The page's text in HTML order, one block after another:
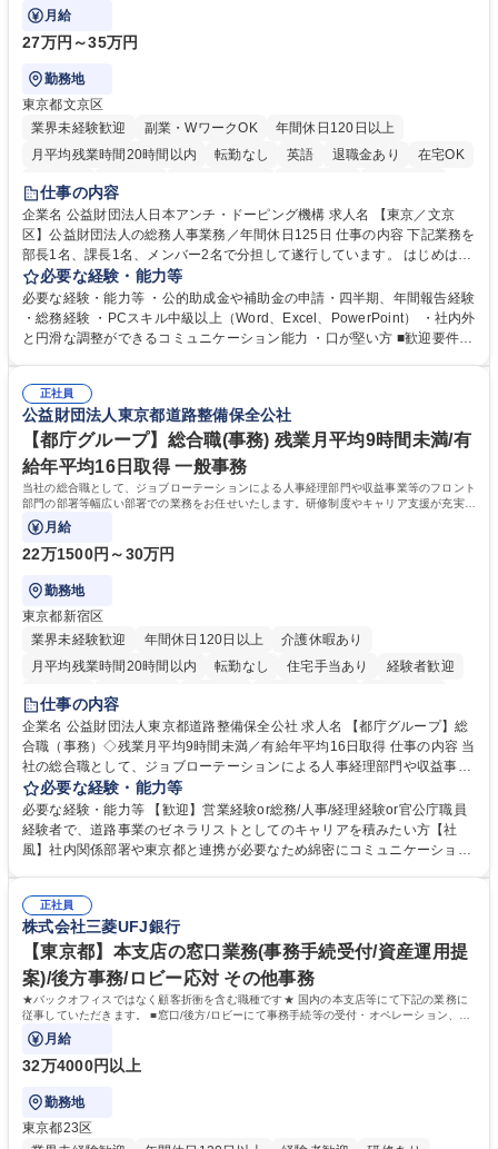
躍いただくことを期待しています。
月給
27万円～35万円
勤務地
東京都文京区
業界未経験歓迎
副業・WワークOK
年間休日120日以上
月平均残業時間20時間以内
転勤なし 英語 退職金あり
在宅OK
賞与あり
育休あり
食事補助あり
仕事の内容
企業名 公益財団法人日本アンチ・ドーピング機構 求人名 【東京／文京
区】公益財団法人の総務人事業務／年間休日125日 仕事の内容 下記業務を
部長1名、課長1名、メンバー2名で分担して遂行しています。 はじめは担
当者として業務を覚えていただき、ゆくゆくはリーダーやマネージャーポ
ジションとして活躍いただくことを期待しています。 【総務・人事グルー
プの業務内容】 ・人事制度関連 ・採用活動 ・教育研修の企画、実行 ・勤
怠管理 ・官公庁への各種提出 ・法定の会議運営（評議員会、理事会） ・
管理 ・福利厚生関連 ・職員からの問合せ、相談対応 ・その他日常の総務
業務全般 募集職種 【東京／文京区】公益財団法人の総務人事業務／年間
休日125日
必要な経験・能力等
必要な経験・能力等 ・公的助成金や補助金の申請・四半期、年間報告経験
・総務経験 ・PCスキル中級以上（Word、Excel、PowerPoint） ・社内外
と円滑な調整ができるコミュニケーション能力 ・口が堅い方 ■歓迎要件
正社員
公益財団法人東京都道路整備保全公社
【都庁グループ】総合職(事務) 残業月平均9時間未満/有
給年平均16日取得 一般事務
当社の総合職として、ジョブローテーションによる人事経理部門や収益事業等のフロント
部門の部署等幅広い部署での業務をお任せいたします。研修制度やキャリア支援が充実し
ております！ ※下記業務詳細
月給
22万1500円～30万円
勤務地
東京都新宿区
業界未経験歓迎
年間休日120日以上
介護休暇あり
月平均残業時間20時間以内
転勤なし 住宅手当あり
経験者歓迎
研修あり
退職金あり
駅近5分以内
資格取得手当あり 食事補助あり
仕事の内容
企業名 公益財団法人東京都道路整備保全公社 求人名 【都庁グループ】総
合職（事務）◇残業月平均9時間未満／有給年平均16日取得 仕事の内容 当
社の総合職として、ジョブローテーションによる人事経理部門や収益事業
等のフロント部門の部署等幅広い部署での業務をお任せいたします。研修
制度やキャリア支援が充実しております！ ※下記業務詳細 【業務詳細】■
管理部門：広報、人事、経理など当公社の運営に係る管理業務 ■収益部
門：駐車場の新規開拓、管理運営、新宿駅西口広場の「イベントコーナ
道路施設や道路工事現場の見学ツアー事業 ※入社後は上記いずれかの部門
へ配属。※業務内容変更の範囲：会社の定める業務 募集職種 【都庁グル
ープ】総合職（事務）◇残業月平均9時間未満／有給年平均16日取得
必要な経験・能力等
必要な経験・能力等 【歓迎】営業経験or総務/人事/経理経験or官公庁職員
経験者で、道路事業のゼネラリストとしてのキャリアを積みたい方【社
風】社内関係部署や東京都と連携が必要なため綿密にコミュニケーション
部門など多岐に渡る業務を経験できます。 ■様々なプロジェクト：駐車場
事業の他、新宿駅西口広場内に設置された照明を兼ねた広告「ブライトサ
イン」の管理運営を行うなど、事業収益を生み出す活動を積極的に行って
います。 学歴・資格 学歴：大学院 大学 高専 短大 専修学校 高校 語学力：
資格：
正社員
株式会社三菱UFJ銀行
【東京都】本支店の窓口業務(事務手続受付/資産運用提
案)/後方事務/ロビー応対 その他事務
★バックオフィスではなく顧客折衝を含む職種です★ 国内の本支店等にて下記の業務に
従事していただきます。 ■窓口/後方/ロビーにて事務手続等の受付・オペレーション、お
客様対応
月給
32万4000円以上
勤務地
東京都23区